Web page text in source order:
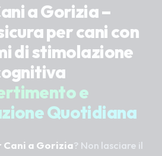
a Gorizia –
per cani con
di stimolazione
e
Quotidiana
Cani a Gorizia? Non lasciare il